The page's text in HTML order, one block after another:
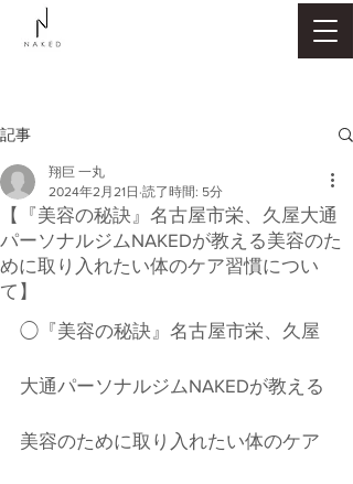
記事
【『美容の秘訣』名古屋市栄、久屋大通
パーソナルジムNAKEDが教える美容のた
めに取り入れたい体のケア習慣につい
て】
翔巨 一丸
2024年2月21日 読了時間: 5分
◯『美容の秘訣』名古屋市栄、久屋
大通パーソナルジムNAKEDが教える
美容のために取り入れたい体のケア